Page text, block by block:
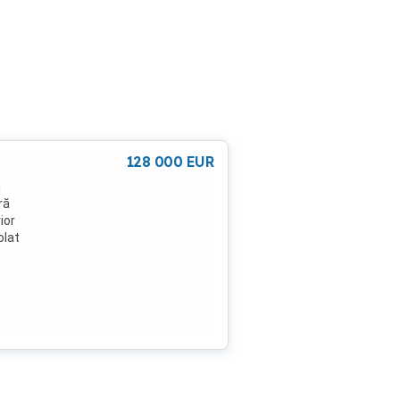
128 000 EUR